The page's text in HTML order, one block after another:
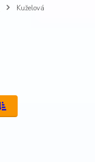
Kuželová